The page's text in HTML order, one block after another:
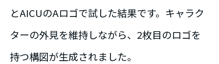
とAICUのAロゴで試した結果です。キャラク
ターの外見を維持しながら、2枚目のロゴを
持つ構図が生成されました。